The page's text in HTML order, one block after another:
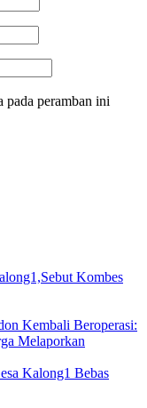
pada peramban ini
Kombes
Kembali Beroperasi:
Melaporkan
Kalong1 Bebas